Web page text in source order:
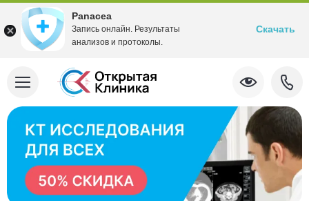
Panacea
Запись онлайн. Результаты
анализов и протоколы.
Скачать